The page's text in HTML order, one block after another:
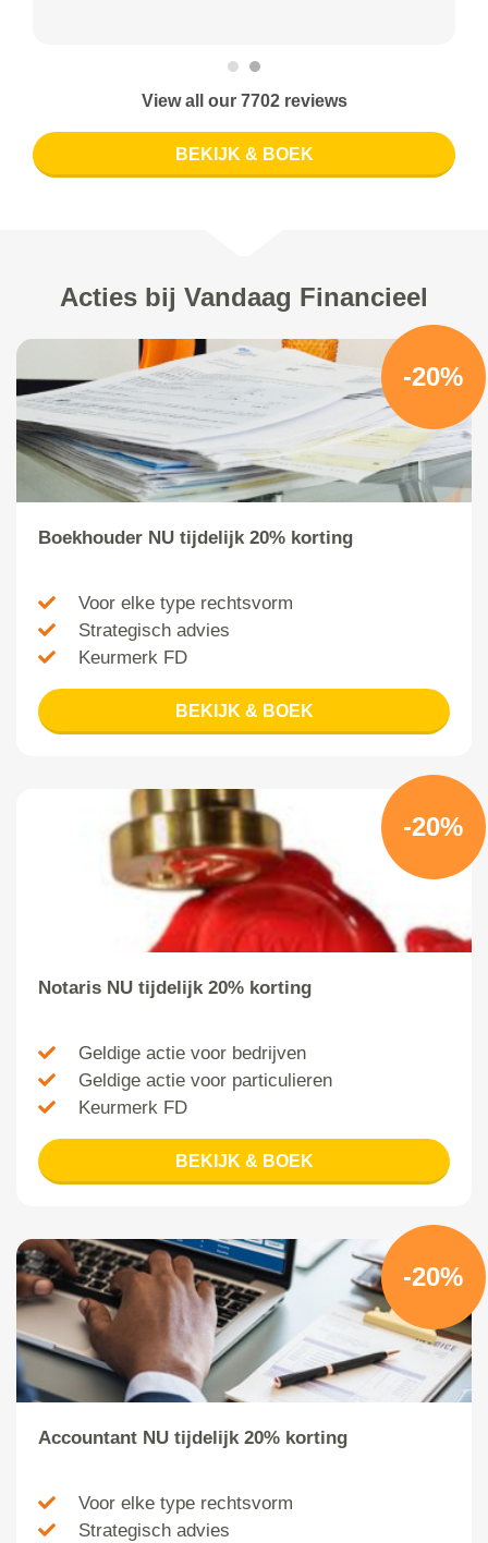
View all our 7702 reviews
BEKIJK & BOEK
Acties bij Vandaag Financieel
-20%
Boekhouder NU tijdelijk 20% korting
Voor elke type rechtsvorm
Strategisch advies
Keurmerk FD
BEKIJK & BOEK
-20%
Notaris NU tijdelijk 20% korting
Geldige actie voor bedrijven
Geldige actie voor particulieren
Keurmerk FD
BEKIJK & BOEK
-20%
Accountant NU tijdelijk 20% korting
Voor elke type rechtsvorm
Strategisch advies